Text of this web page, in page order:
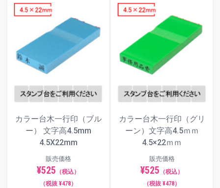
カラー台木一行印（ブル
ー） 文字高4.5mm
4.5X22mm
販売価格
¥525 （税込）
（税抜 ¥478）
カラー台木一行印（グリ
ーン）文字高4.5ｍｍ
4.5×22ｍｍ
販売価格
¥525 （税込）
（税抜 ¥478）